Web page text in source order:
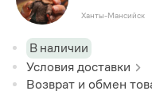
Ханты-Мансийск
В наличии
Условия доставки
Возврат и обмен